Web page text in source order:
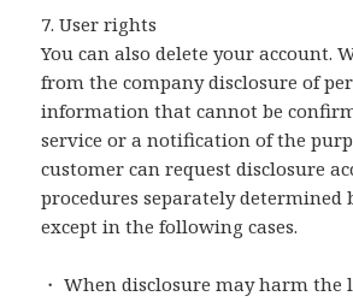
7. User rights
You can also delete your account.
from the company disclosure of
information that cannot be
service or a notification of the
customer can request disclosure
procedures separately determined
except in the following cases.
・ When disclosure may harm the